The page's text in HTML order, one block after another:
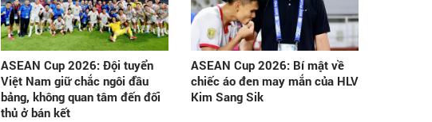
ASEAN Cup 2026: Đội tuyển
Việt Nam giữ chắc ngôi đầu
bảng, không quan tâm đến đối
thủ ở bán kết
ASEAN Cup 2026: Bí mật về
chiếc áo đen may mắn của HLV
Kim Sang Sik